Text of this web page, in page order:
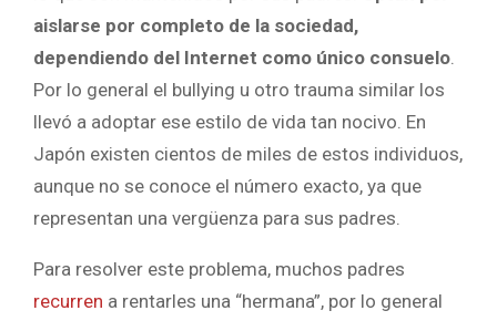
aislarse por completo de la sociedad,
dependiendo del Internet como único consuelo.
Por lo general el bullying u otro trauma similar los
llevó a adoptar ese estilo de vida tan nocivo. En
Japón existen cientos de miles de estos individuos,
aunque no se conoce el número exacto, ya que
representan una vergüenza para sus padres.
Para resolver este problema, muchos padres
recurren a rentarles una “hermana”, por lo general